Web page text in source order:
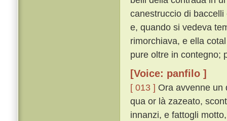
canestruccio di
e, quando si vedeva
rimorchiava, e ella
pure oltre in contegno;
[Voice: panfilo ]
[ 013 ] Ora avvenne un
qua or là zazeato,
innanzi, e fattogli